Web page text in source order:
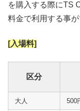
を購入する際にTS
料金で利用する事が
[入場料]
区分
大人 500